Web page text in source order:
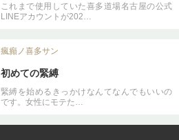
これまで使用していた喜多道場名古屋の公式
LINEアカウントが202…
瘋癲ノ喜多サン
初めての緊縛
緊縛を始めるきっかけなんてなんでもいいの
です。女性にモテた…